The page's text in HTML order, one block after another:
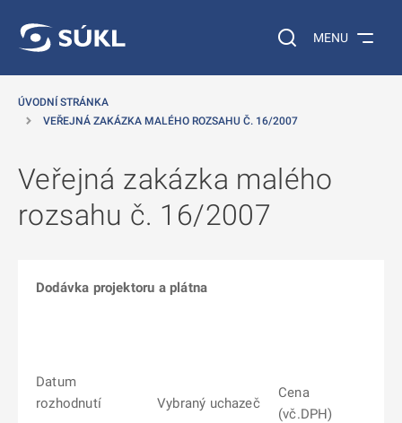
Vyhledávání na
MENU
ÚVODNÍ STRÁNKA
VEŘEJNÁ ZAKÁZKA MALÉHO ROZSAHU Č. 16/2007
Veřejná zakázka malého
rozsahu č. 16/2007
Dodávka projektoru a plátna
Datum
rozhodnutí
Vybraný uchazeč
Cena
(vč.DPH)